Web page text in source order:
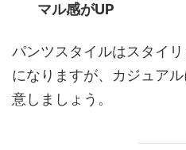
マル感がUP
パンツスタイルはスタイ
になりますが、カジュア
意しましょう。